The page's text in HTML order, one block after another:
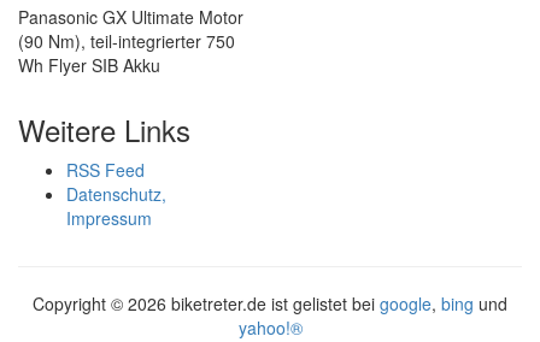
Panasonic GX Ultimate Motor
(90 Nm), teil-integrierter 750
Wh Flyer SIB Akku
Weitere Links
RSS Feed
Datenschutz,
Impressum
Copyright © 2026 biketreter.de ist gelistet bei google, bing und
yahoo!®